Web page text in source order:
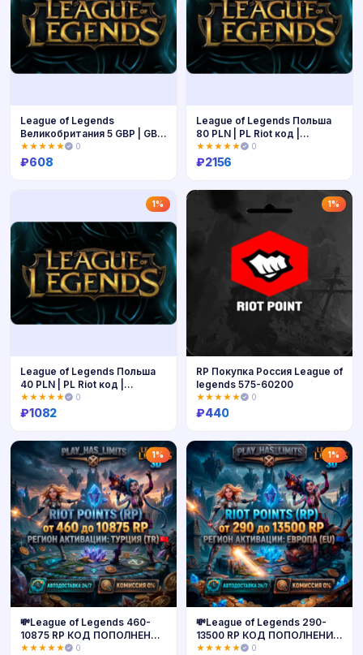
League of Legends
Великобритания 5 GBP | GB
Riot код | Мгновенно
★★★★★ 0
₽608
Купить
League of Legends Польша
80 PLN | PL Riot код |
Мгновенно
★★★★★ 0
₽2156
1%
Купить
League of Legends Польша
40 PLN | PL Riot код |
Мгновенно
★★★★★ 0
₽1082
1%
Купить
RP Покупка Россия League of
legends 575-60200
★★★★★ 0
₽440
1%
💸League of Legends 460-
10875 RP КОД ПОПОЛНЕНИЯ
| Турция - АВТО 24/7
★★★★★ 0
1%
💸League of Legends 290-
13500 RP КОД ПОПОЛНЕНИЯ
| ЕВРОПА- АВТО 24/7
★★★★★ 0